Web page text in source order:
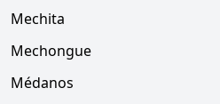
Mechita
Mechongue
Médanos